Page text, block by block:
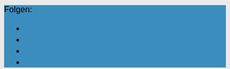
Folgen: